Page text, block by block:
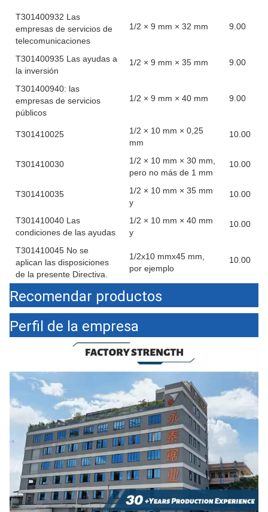
T301400932 Las
empresas de servicios de
telecomunicaciones
1/2 × 9 mm × 32 mm 9.00
T301400935 Las ayudas a
la inversión
1/2 × 9 mm × 35 mm 9.00
T301400940: las
empresas de servicios
públicos
1/2 × 9 mm × 40 mm 9.00
T301410025
1/2 × 10 mm × 0,25
mm
10.00
T301410030
1/2 × 10 mm × 30 mm,
pero no más de 1 mm
10.00
T301410035
1/2 × 10 mm × 35 mm
y
10.00
T301410040 Las
condiciones de las ayudas
1/2 × 10 mm × 40 mm
y
10.00
T301410045 No se
aplican las disposiciones
de la presente Directiva.
1/2x10 mmx45 mm,
por ejemplo
10.00
Recomendar productos
Perfil de la empresa